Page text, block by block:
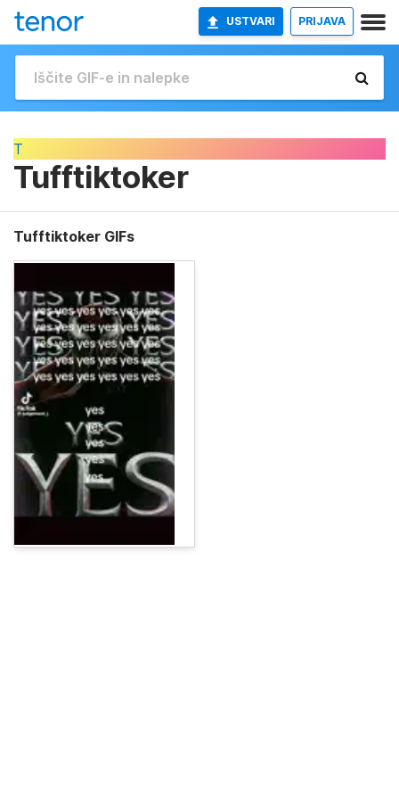
USTVARI PRIJAVA
T
Tufftiktoker
Tufftiktoker GIFs